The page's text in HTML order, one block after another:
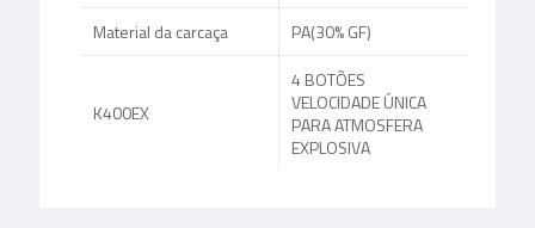
Material da carcaça PA(30% GF)
K400EX
4 BOTÕES
VELOCIDADE ÚNICA
PARA ATMOSFERA
EXPLOSIVA